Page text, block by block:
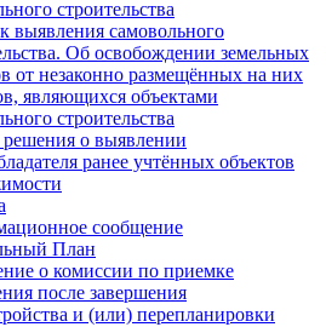
строительства
выявления самовольного
Об освобождении земельных
от незаконно размещённых на них
являющихся объектами
строительства
о выявлении
ранее учтённых объектов
сообщение
План
о комиссии по приемке
после завершения
и (или) перепланировки